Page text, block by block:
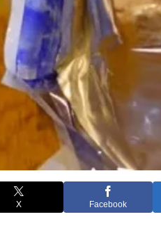
X Facebook